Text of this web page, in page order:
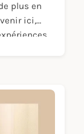
plus en
ici,